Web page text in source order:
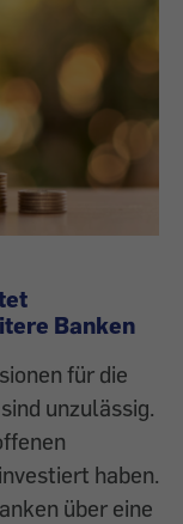
Banken
für die
unzulässig.
haben.
über eine